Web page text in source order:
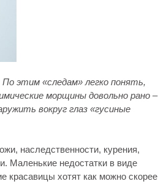
этим «следам» легко понять,
морщины довольно рано –
вокруг глаз «гусиные
наследственности, курения,
Маленькие недостатки в виде
красавицы хотят как можно скорее